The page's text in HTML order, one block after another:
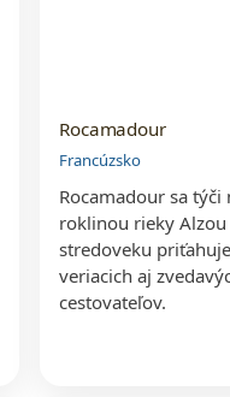
Rocamadour
Francúzsko
Rocamadour sa týči
roklinou rieky Alzou
stredoveku
veriacich aj
cestovateľov.